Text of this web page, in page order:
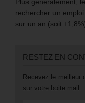
rechercher un
sur un an (soit
RESTEZ EN
Recevez le meilleur
sur votre boite mail.